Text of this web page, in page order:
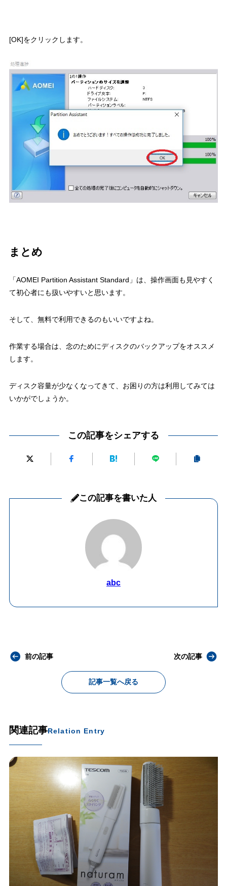
[OK]をクリックします。
まとめ
「AOMEI Partition Assistant Standard」は、操作画面も見やすく
て初心者にも扱いやすいと思います。
そして、無料で利用できるのもいいですよね。
作業する場合は、念のためにディスクのバックアップをオススメ
します。
ディスク容量が少なくなってきて、お困りの方は利用してみては
いかがでしょうか。
この記事をシェアする
この記事を書いた人
abc
前の記事
記事一覧へ戻る
次の記事
関連記事Relation Entry